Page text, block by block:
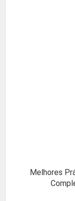
Melhores